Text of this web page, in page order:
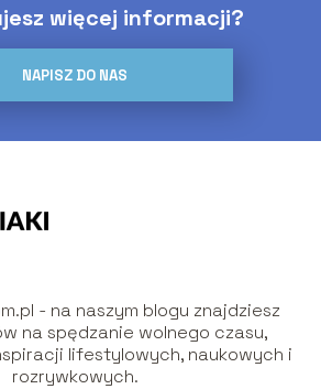
więcej informacji?
NAPISZ DO NAS
- na naszym blogu znajdziesz
na spędzanie wolnego czasu,
lifestylowych, naukowych i
rozrywkowych.